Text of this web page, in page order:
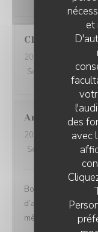
et
des
avec
Christiane K
2026-08-06
-
Service
Antoine T
2026-08-05
-
Service
Bonne cuisine,
d’attente entre
même en haute